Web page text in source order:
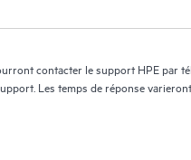
contacter le support HPE par
Les temps de réponse